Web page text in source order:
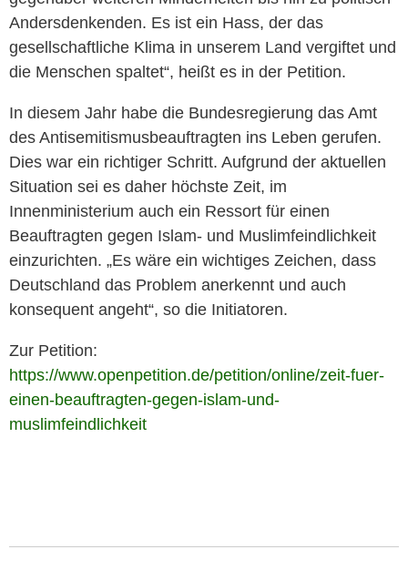
Andersdenkenden. Es ist ein Hass, der das
gesellschaftliche Klima in unserem Land vergiftet und
die Menschen spaltet“, heißt es in der Petition.
In diesem Jahr habe die Bundesregierung das Amt
des Antisemitismusbeauftragten ins Leben gerufen.
Dies war ein richtiger Schritt. Aufgrund der aktuellen
Situation sei es daher höchste Zeit, im
Innenministerium auch ein Ressort für einen
Beauftragten gegen Islam- und Muslimfeindlichkeit
einzurichten. „Es wäre ein wichtiges Zeichen, dass
Deutschland das Problem anerkennt und auch
konsequent angeht“, so die Initiatoren.
Zur Petition:
https://www.openpetition.de/petition/online/zeit-fuer-
einen-beauftragten-gegen-islam-und-
muslimfeindlichkeit